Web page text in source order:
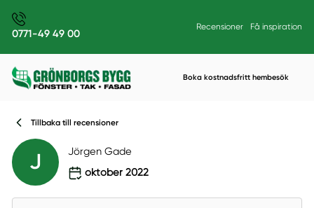
0771-49 49 00
Recensioner Få inspiration
Boka kostnadsfritt hembesök
Tillbaka till recensioner
J
Jörgen Gade
oktober 2022